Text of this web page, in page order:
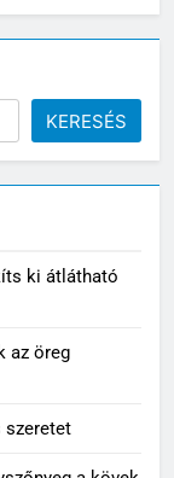
KERESÉS
ki átlátható
az öreg
szeretet
tovább